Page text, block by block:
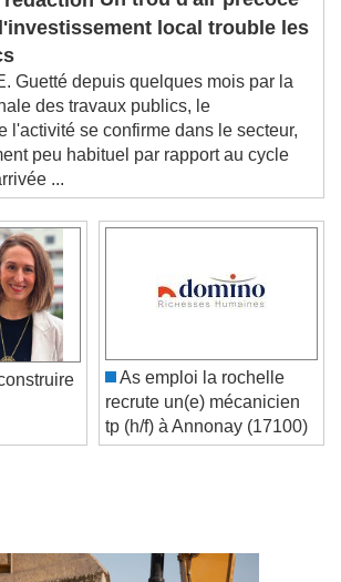
Un trou d'air précoce
local trouble les
Guetté depuis quelques mois par la
des travaux publics, le
l'activité se confirme dans le secteur,
peu habituel par rapport au cycle
...
As emploi la rochelle
recrute un(e) mécanicien
tp (h/f) à Annonay (17100)